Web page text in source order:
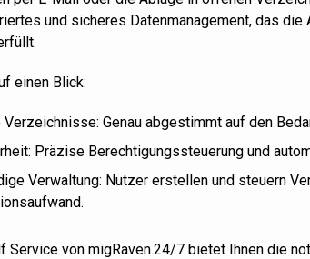
und sicheres Datenmanagement, das die
einen Blick:
Genau abgestimmt auf den
Präzise Berechtigungssteuerung und
Verwaltung: Nutzer erstellen und steuern
Service von migRaven.24/7 bietet Ihnen die